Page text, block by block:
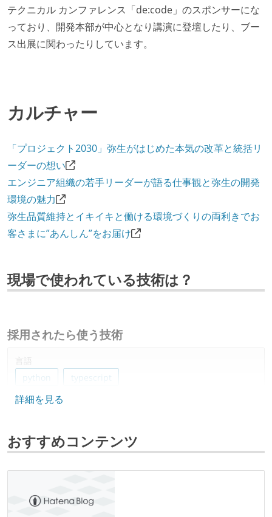
テクニカル カンファレンス「de:code」のスポンサーにな
っており、開発本部が中心となり講演に登壇したり、ブー
ス出展に関わったりしています。
カルチャー
「プロジェクト2030」弥生がはじめた本気の改革と統括リ
ーダーの想い
エンジニア組織の若手リーダーが語る仕事観と弥生の開発
環境の魅力
弥生品質維持とイキイキと働ける環境づくりの両利きでお
客さまに”あんしん”をお届け
現場で使われている技術は？
採用されたら使う技術
言語
python
typescript
データベース
プロジェクト管理
github
情報共有ツール
詳細を見る
おすすめコンテンツ